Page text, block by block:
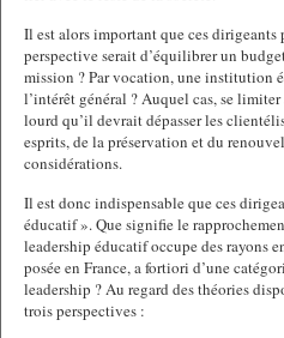
Il est alors important que ces
perspective serait d’équilibrer un
mission ? Par vocation, une institution
l’intérêt général ? Auquel cas, se
lourd qu’il devrait dépasser les
esprits, de la préservation et du
considérations.
Il est donc indispensable que ces
éducatif ». Que signifie le
leadership éducatif occupe des rayons
posée en France, a fortiori d’une
leadership ? Au regard des théories
trois perspectives :